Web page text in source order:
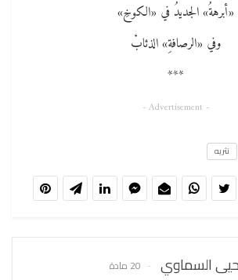
«أبرهةُ» الجديدُ في «الكوخِ»
وفي «الرصافةِ» الذئابْ
***
- Advertisement -
نثريه
السماوي 20 مادة